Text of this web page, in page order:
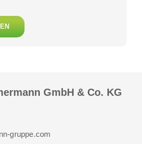
GmbH & Co. KG
gruppe.com